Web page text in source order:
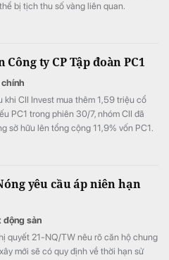
bị tịch thu số vàng liên quan.
ty CP Tập đoàn PC1
chính
khi CII Invest mua thêm 1,59 triệu cổ
PC1 trong phiên 30/7, nhóm CII đã
sở hữu lên tổng cộng 11,9% vốn PC1.
yêu cầu áp niên hạn
động sản
quyết 21-NQ/TW nêu rõ căn hộ chung
mới sẽ có quy định về thời hạn sử